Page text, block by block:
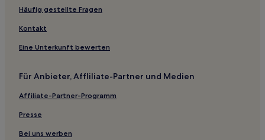
Lgbtqia-Freundliche nahe Lake Cunningham
Strand nahe Lake Cunningham
Lgbtqia-Freundliche nahe Caves Beach
Strand nahe Caves Beach
Golf nahe Yamacraw Beach
Strand nahe Yamacraw Beach
Hotel-Resorts in Caves Beach
Häufig gestellte Fragen
Kontakt
Eine Unterkunft bewerten
Für Anbieter, Affliliate-Partner und Medien
Affiliate-Partner-Programm
Presse
Bei uns werben